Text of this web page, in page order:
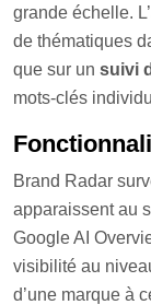
grande échelle.
de thématiques
que sur un suivi
mots-clés
Brand Radar
apparaissent au
Google AI
visibilité au
d’une marque à